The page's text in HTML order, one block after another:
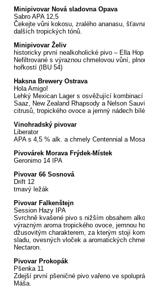
Minipivovar Nová sladovna Opava
Sabro APA 12,5
Čekejte vůni kokosu, zralého ananasu,
dalších tropických tónů.
Minipivovar Želiv
historicky první nealkoholické pivo – Ella Hop
Nefiltrované s výraznou chmelovou vůní,
hořkostí (IBU 54)
Haksna Brewery Ostrava
Hola Amigo!
Lehký Mexican Lager s osvěžující kombinací
Saaz, New Zealand Rhapsody a Nelson
citrusů, tropického ovoce a jemný nádech
Vinohradský pivovar
Liberator
APA s 4,5 % alk. a chmely Centennial a
Pivovárek Morava Frýdek-Místek
Geronimo 14 IPA
Pivovar 66 Sosnová
Drift 12
tmavý ležák
Pivovar Falkenštejn
Session Hazy IPA
Svrchně kvašené pivo s nižším obsahem
výrazným aroma tropického ovoce, jemnou
džusovitým charakterem, za kterým stojí
sladu, ovesných vloček a aromatických
Nectaron.
Pivovar Prokopák
Pšenka 11
Zdejší první pšeničné pivo vařeno ve
Máša.